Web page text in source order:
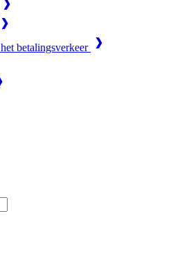
betalingsverkeer